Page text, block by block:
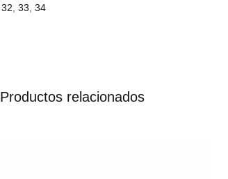
,32 ,33 ,34
Productos relacionados